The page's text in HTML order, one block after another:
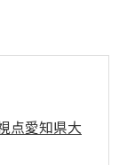
点愛知県大